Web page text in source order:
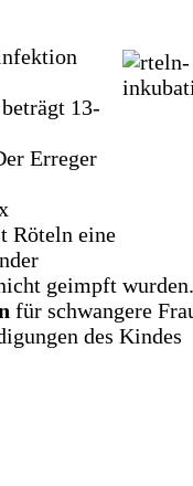
beträgt 13-
Erreger
Röteln eine
geimpft wurden.
für schwangere
des Kindes